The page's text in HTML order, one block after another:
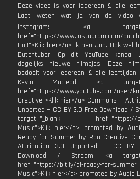
Deze video is voor iedereen & alle
Laat weten wat je van de video
Instagram: <a
href="https://www.instagram.com/
Hoi!">Klik hier</a> Ik ben Job. Ook wel
Dutchtuber! Op dit YouTube kanaal
dagelijks nieuwe filmpjes. Deze
bedoelt voor iedereen & alle
Kevin Macleod: <a
href="https://www.youtube.com/user/
Creative">Klik hier</a> Commons —
Unported — CC BY 3.0 Free Download /
target="_blank" href="https://
Music">Klik hier</a> promoted by
Ready for Summer by Roa Creative
Attribution 3.0 Unported — CC BY
Download / Stream: <a
href="https://bit.ly/al-ready-for-summer
Music">Klik hier</a> promoted by Audio